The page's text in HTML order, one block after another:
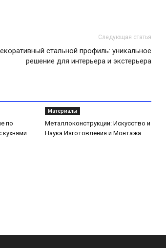
Следующая статья
стальной профиль: уникальное
решение для интерьера и экстерьера
по
кухнями
Материалы
Металлоконструкции: Искусство и
Наука Изготовления и Монтажа